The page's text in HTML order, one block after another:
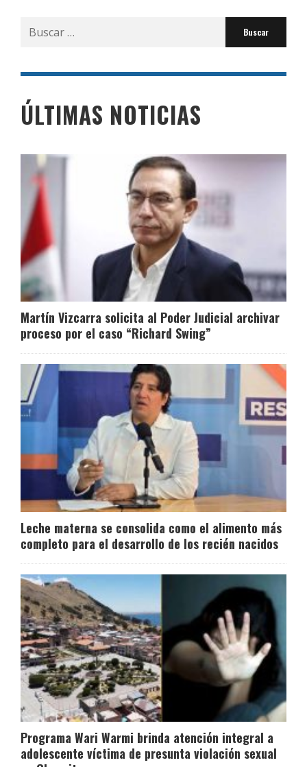
Buscar
por:
ÚLTIMAS NOTICIAS
Martín Vizcarra solicita al Poder Judicial archivar
proceso por el caso “Richard Swing”
Leche materna se consolida como el alimento más
completo para el desarrollo de los recién nacidos
Programa Wari Warmi brinda atención integral a
adolescente víctima de presunta violación sexual